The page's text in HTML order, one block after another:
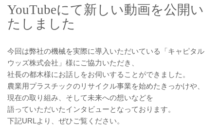
YouTubeにて新しい動画を公開い
たしました
今回は弊社の機械を実際に導入いただいている「キャピタル
ウッズ株式会社」様にご協力いただき、
社長の都木様にお話しをお伺いすることができました。
農業用プラスチックのリサイクル事業を始めたきっかけや、
現在の取り組み、そして未来への想いなどを
語っていただいたインタビューとなっております。
下記URLより、ぜひご覧ください。